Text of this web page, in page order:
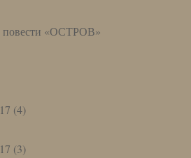
повести «ОСТРОВ»
(4)
(3)